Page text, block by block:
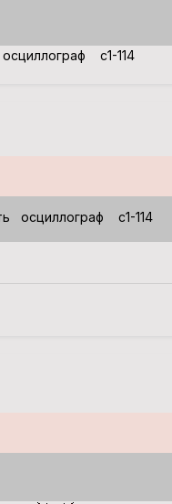
с1-114
осциллограф с1-114